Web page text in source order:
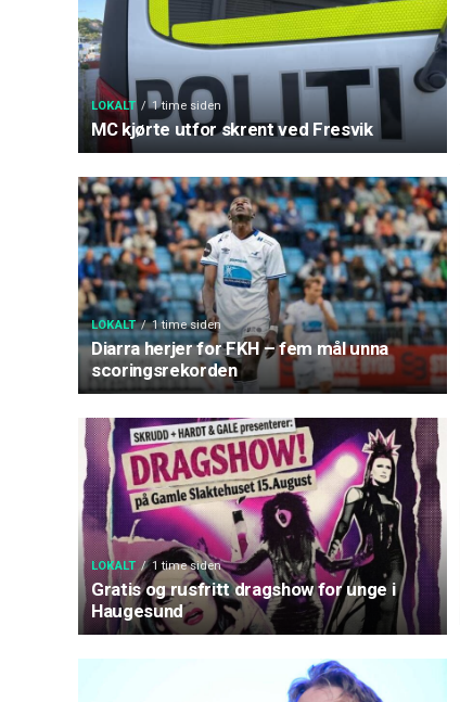
LOKALT 1 time siden
MC kjørte utfor skrent ved Fresvik
LOKALT 1 time siden
Diarra herjer for FKH – fem mål unna
scoringsrekorden
LOKALT 1 time siden
Gratis og rusfritt dragshow for unge i
Haugesund